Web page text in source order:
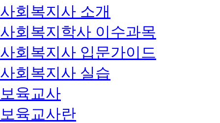
사회복지사 소개
사회복지학사 이수과목
사회복지사 입문가이드
사회복지사 실습
보육교사
보육교사란